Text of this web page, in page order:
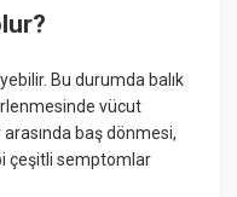
Bu durumda balık
vücut
baş dönmesi,
çeşitli semptomlar